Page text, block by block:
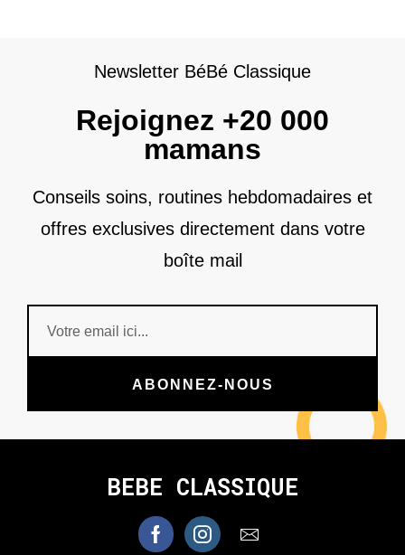
Newsletter BéBé Classique
Rejoignez +20 000
mamans
Conseils soins, routines hebdomadaires et
offres exclusives directement dans votre
boîte mail
ABONNEZ-NOUS
BEBE CLASSIQUE